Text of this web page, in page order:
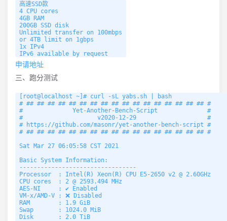
高速SSD款
4 CPU cores
4GB RAM
200GB SSD disk
Unlimited transfer on 100mbps
or 4TB limit on 1gbps
1x IPv4
申请地址
三、跑分测试
[root@localhost ~]# curl -sL yabs.sh | bash
# ## ## ## ## ## ## ## ## ## ## ## ## ## ## ## ## ## #
#              Yet-Another-Bench-Script              #
#                     v2020-12-29                    #
# https://github.com/masonr/yet-another-bench-script #
# ## ## ## ## ## ## ## ## ## ## ## ## ## ## ## ## ## #
Sat Mar 27 06:05:58 CST 2021
Basic System Information:
---------------------------------
Processor  : Intel(R) Xeon(R) CPU E5-2650 v2 @ 2.60GHz
CPU cores  : 2 @ 2593.494 MHz
AES-NI     : ✔ Enabled
VM-x/AMD-V : ❌ Disabled
RAM        : 1.9 GiB
Swap       : 1024.0 MiB
Disk       : 2.0 TiB